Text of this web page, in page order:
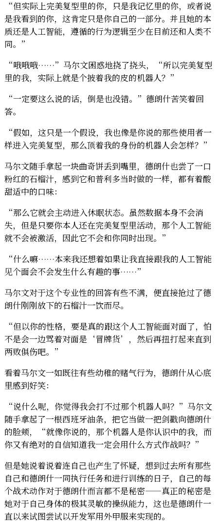
“但实际上完美复型里的你，只是我记忆里的你，或者说
是我看到的你，这肯定只是你自己的一部分。并且她的本
质还是人工智能，遵循的行为逻辑至少在目前还和人类不
同。”
“哦哦哦……”马尔文困惑地挠了挠头，“所以完美复型
里的我，实际上就是个披着我的皮的机器人？”
“一定要这么说的话，倒是也没错。”德朗什苦笑着回
答。
“假如，这只是一个假设，我也像是你说的那些使用者一
样进入完美复型，那么顶着我的身份的机器人会怎样？”
马尔文随手拿起一块曲奇饼丢到嘴里，德朗什也尝了一口
粉红的石榴汁，感到它和普利多当时做的一样，都有着酸
甜适中的口味：
“那么它就会主动进入休眠状态。虽然数据本身不会消
失，但是只要你本人还在完美复型里活动，那个人工智能
就不会被激活，因此它不会和你同时出现。”
“什么嘛……本来我还想着如果让我直接跟我的人工智能
见个面会不会发生什么有趣的事……”
马尔文对于这个专业性的回答有些不满，便直接抢过了德
朗什刚刚放下的石榴汁一饮而尽。
“但以你的性格，要是真的跟这个人工智能面对面了，怕
不是会一边骂着对面是‘冒牌货’，然后再扭打起来直到
两败俱伤吧。”
看着马尔文一如既往有些幼稚的赌气行为，德朗什从心底
里感到好笑：
“说什么呢，你觉得我会打不过那个机器人吗？”马尔文
随手拿起了一根西班牙油条，把它当做一把剑戳向德朗什
的脸颊，“就像你说的，那个机器人是你认识中的我，而
你又有绝对的自信知道我一定会用什么方式作战吗？”
但是她说着说着连自己也产生了怀疑，想到过去所有那些
自己和德朗什一同执行任务和进行训练的日子，自己的每
个战术动作对于德朗什而言都不是秘密——真正的秘密是
她对于自己身体的极其灵敏的操纵能力，这也是德朗什一
直以来试图尝试以开发军用外甲服来实现的。